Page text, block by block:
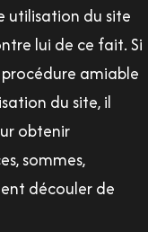
utilisation du site
lui de ce fait. Si
procédure amiable
du site, il
obtenir
sommes,
découler de